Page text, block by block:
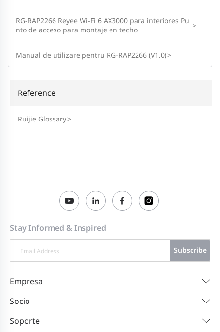
RG-RAP2266 Reyee Wi-Fi 6 AX3000 para interiores Pu
nto de acceso para montaje en techo
>
Manual de utilizare pentru RG-RAP2266 (V1.0)>
Reference
Ruijie Glossary>
Stay Informed & Inspired
Subscribe
Empresa
Socio
Soporte